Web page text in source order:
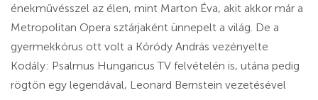
énekművésszel az élen, mint Marton Éva, akit akkor már a
Metropolitan Opera sztárjaként ünnepelt a világ. De a
gyermekkórus ott volt a Kóródy András vezényelte
Kodály: Psalmus Hungaricus TV felvételén is, utána pedig
rögtön egy legendával, Leonard Bernstein vezetésével